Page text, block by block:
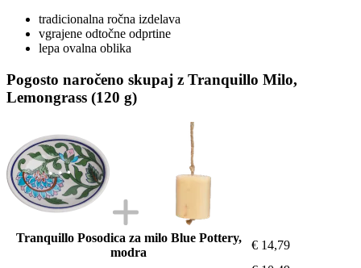
tradicionalna ročna izdelava
vgrajene odtočne odprtine
lepa ovalna oblika
Pogosto naročeno skupaj z Tranquillo Milo,
Lemongrass (120 g)
Tranquillo Posodica za milo Blue Pottery,
modra
€ 14,79